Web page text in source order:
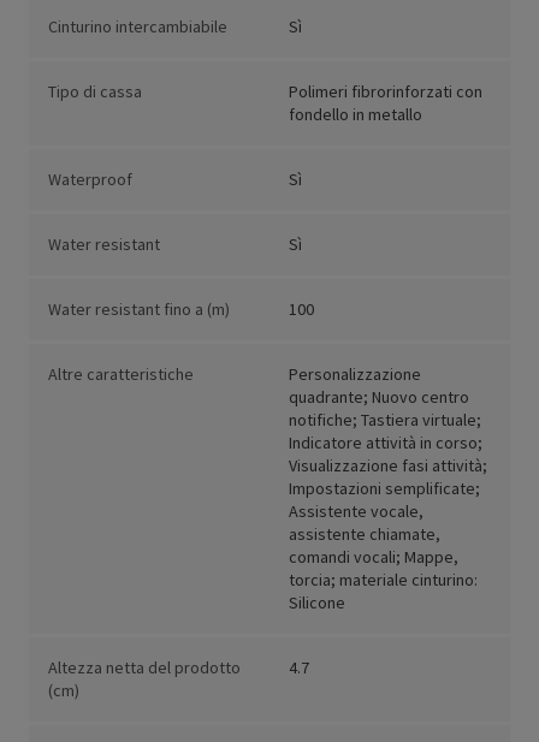
Cinturino intercambiabile Sì
Tipo di cassa
Polimeri fibrorinforzati con
fondello in metallo
Waterproof Sì
Water resistant Sì
Water resistant fino a (m) 100
Altre caratteristiche
Personalizzazione
quadrante; Nuovo centro
notifiche; Tastiera virtuale;
Indicatore attività in corso;
Visualizzazione fasi attività;
Impostazioni semplificate;
Assistente vocale,
assistente chiamate,
comandi vocali; Mappe,
torcia; materiale cinturino:
Silicone
Altezza netta del prodotto
(cm)
4.7